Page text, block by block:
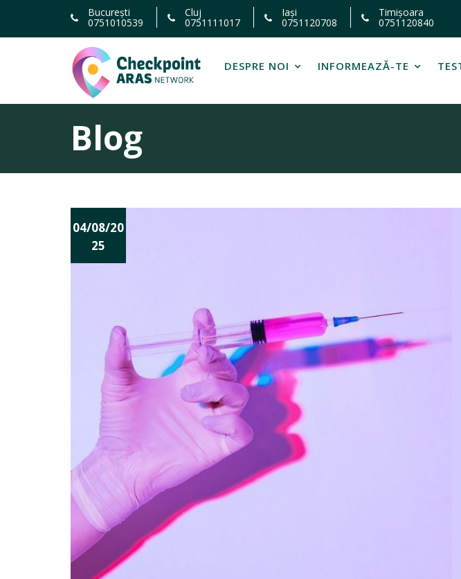
content
București
0751010539
Cluj
0751111017
Iași
0751120708
Timișoara
0751120840
DESPRE NOI INFORMEAZĂ-TE
Blog
Nout
ăți
04/08/20
25